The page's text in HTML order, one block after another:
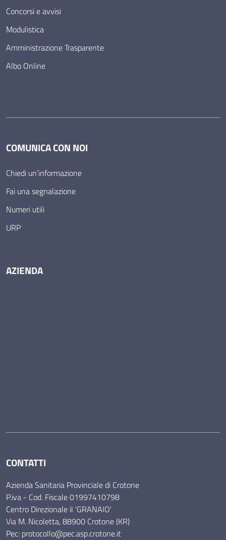
Concorsi e avvisi
Modulistica
Amministrazione Trasparente
Albo Online
COMUNICA CON NOI
Chiedi un’informazione
Fai una segnalazione
Numeri utili
URP
AZIENDA
CONTATTI
Azienda Sanitaria Provinciale di Crotone
P.iva - Cod. Fiscale 01997410798
Centro Direzionale il 'GRANAIO'
Via M. Nicoletta, 88900 Crotone (KR)
Pec: protocollo@pec.asp.crotone.it